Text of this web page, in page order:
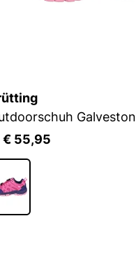
Galveston
€ 55,95